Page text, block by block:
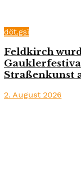
döt.gsi
Feldkirch
Straßenkunst
2. August 2026